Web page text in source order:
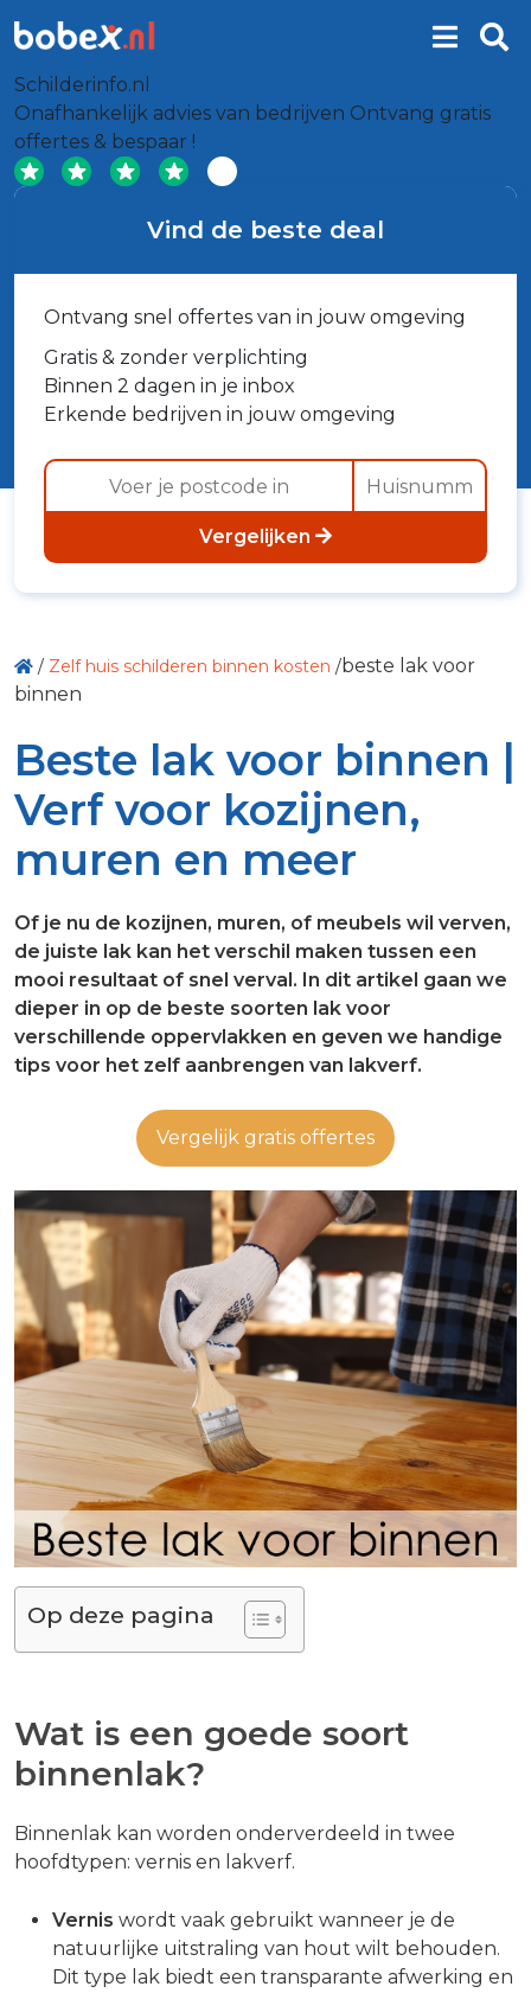
Schilderinfo.nl
Onafhankelijk advies van bedrijven Ontvang gratis
offertes & bespaar !
Vind de beste deal
Ontvang snel offertes van in jouw omgeving
Gratis & zonder verplichting
Binnen 2 dagen in je inbox
Erkende bedrijven in jouw omgeving
Vergelijken
/ Zelf huis schilderen binnen kosten /beste lak voor
binnen
Beste lak voor binnen |
Verf voor kozijnen,
muren en meer
Of je nu de kozijnen, muren, of meubels wil verven,
de juiste lak kan het verschil maken tussen een
mooi resultaat of snel verval. In dit artikel gaan we
dieper in op de beste soorten lak voor
verschillende oppervlakken en geven we handige
tips voor het zelf aanbrengen van lakverf.
Vergelijk gratis offertes
Op deze pagina
Wat is een goede soort
binnenlak?
Binnenlak kan worden onderverdeeld in twee
hoofdtypen: vernis en lakverf.
Vernis wordt vaak gebruikt wanneer je de
natuurlijke uitstraling van hout wilt behouden.
Dit type lak biedt een transparante afwerking en